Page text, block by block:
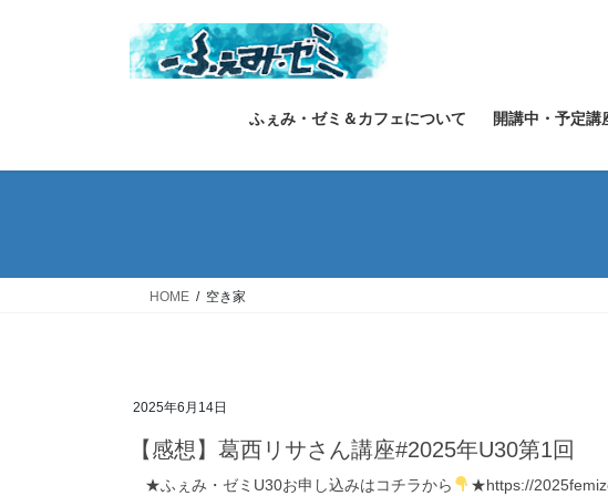
ス
ン
ふぇみ・ゼミ＆カフェについて 開講中・予定講
HOME 空き家
2025年6月14日
【感想】葛西リサさん講座#2025年U30第1回
★ふぇみ・ゼミU30お申し込みはコチラから
★https://